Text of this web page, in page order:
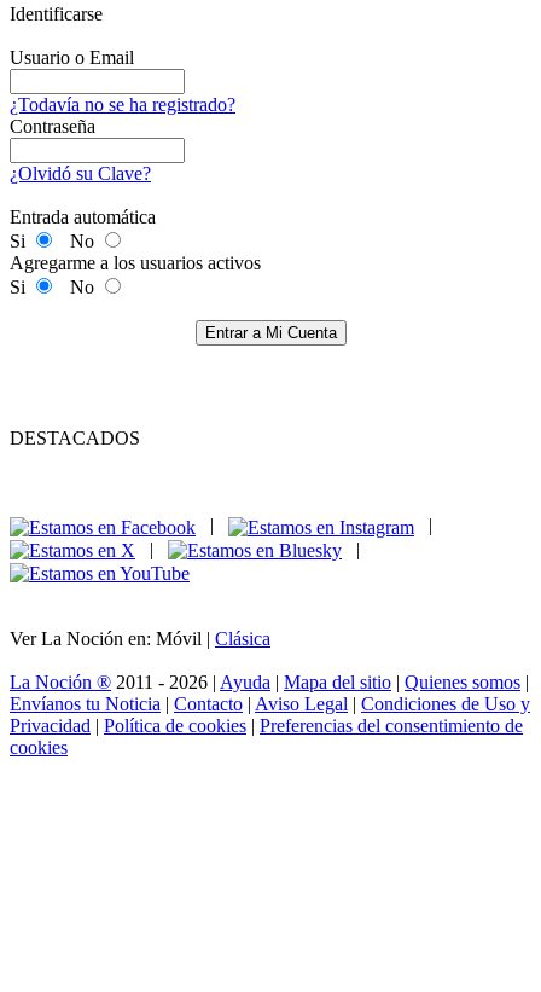
Identificarse
Usuario o Email
¿Todavía no se ha registrado?
Contraseña
¿Olvidó su Clave?
Entrada automática
Si
No
Agregarme a los usuarios activos
Si
No
Entrar a Mi Cuenta
DESTACADOS
|
|
Ver La Noción en: Móvil | Clásica
La Noción ® 2011 - 2026 | Ayuda | Mapa del sitio | Quienes somos |
Envíanos tu Noticia | Contacto | Aviso Legal | Condiciones de Uso y
Privacidad | Política de cookies | Preferencias del consentimiento de
cookies